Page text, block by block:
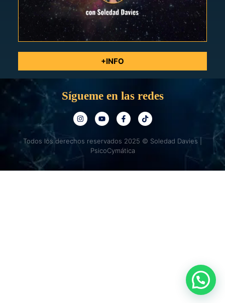
+INFO
Sígueme en las redes
Todos los derechos reservados 2025 © Soledad Davies |
PsicoCymática